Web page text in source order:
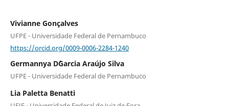
Vivianne Gonçalves
UFPE - Universidade Federal de Pernambuco
https://orcid.org/0009-0006-2284-1240
Germannya D´Garcia Araújo Silva
UFPE - Universidade Federal de Pernambuco
Lia Paletta Benatti